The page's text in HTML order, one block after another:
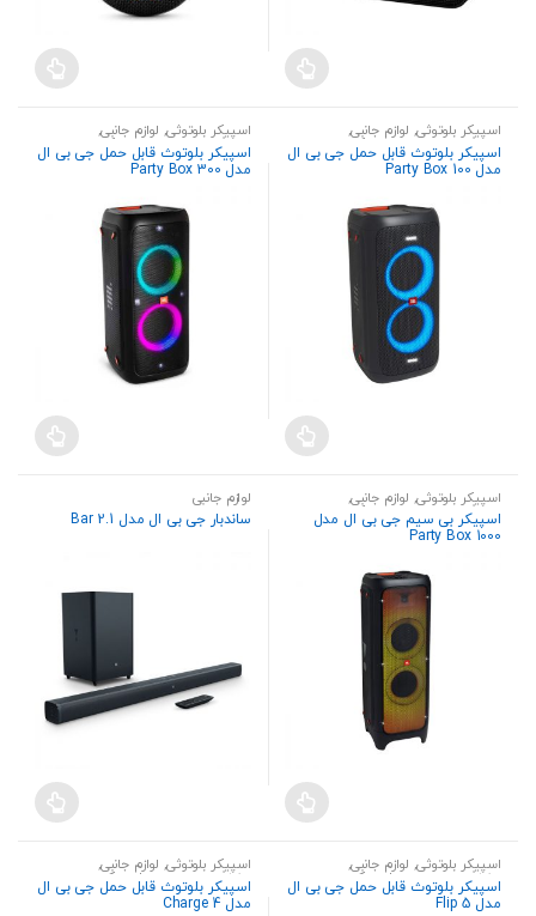
اسپیکر بلوتوثی, لوازم جانبی,
هندزفری،هدست و اسپیکر
اسپیکر بلوتوث قابل حمل جی بی ال
مدل Party Box 100
اسپیکر بلوتوثی, لوازم جانبی,
هندزفری،هدست و اسپیکر
اسپیکر بلوتوث قابل حمل جی بی ال
مدل Party Box 300
اسپیکر بلوتوثی, لوازم جانبی,
هندزفری،هدست و اسپیکر
اسپیکر بی سیم جی بی ال مدل
Party Box 1000
لوازم جانبی
ساندبار جی بی ال مدل Bar 2.1
اسپیکر بلوتوثی, لوازم جانبی,
هندزفری،هدست و اسپیکر
اسپیکر بلوتوث قابل حمل جی بی ال
مدل Flip 5
اسپیکر بلوتوثی, لوازم جانبی,
هندزفری،هدست و اسپیکر
اسپیکر بلوتوث قابل حمل جی بی ال
مدل Charge 4